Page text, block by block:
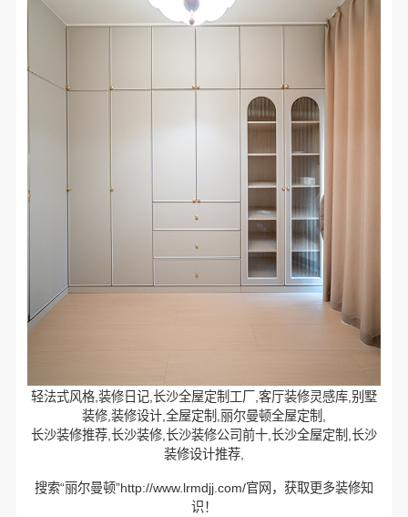
轻法式风格,装修日记,长沙全屋定制工厂,客厅装修灵感库,别墅
装修,装修设计,全屋定制,丽尔曼顿全屋定制,
长沙装修推荐,长沙装修,长沙装修公司前十,长沙全屋定制,长沙
装修设计推荐,
搜索“丽尔曼顿”http://www.lrmdjj.com/官网，获取更多装修知
识！